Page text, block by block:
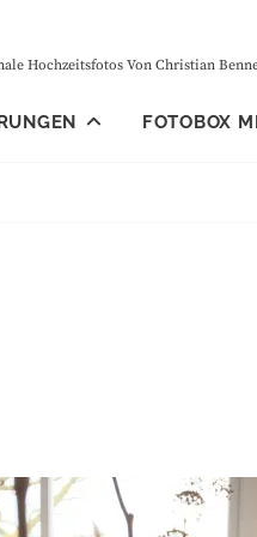
Hochzeitsfotos Von Christian
FOTOBOX